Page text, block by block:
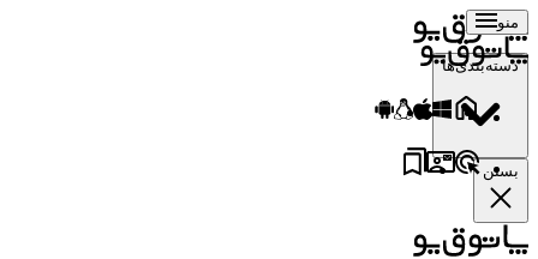
منو
دسته‌بندی‌ها
بستن